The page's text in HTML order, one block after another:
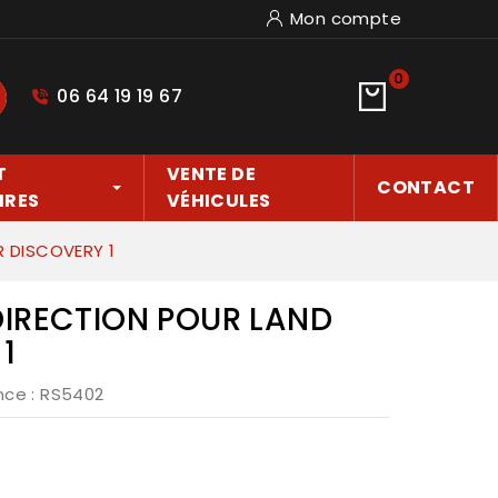
Mon compte
06 64 19 19 67
0
VENTE DE
VÉHICULES
CONTACT
DISCOVERY 1
POUR LAND
: RS5402